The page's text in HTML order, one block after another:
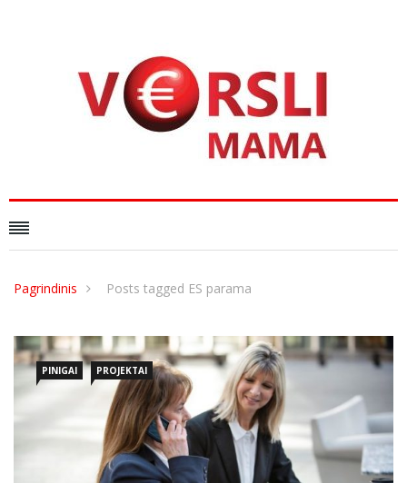
Pagrindinis Posts tagged ES parama
PINIGAI PROJEKTAI